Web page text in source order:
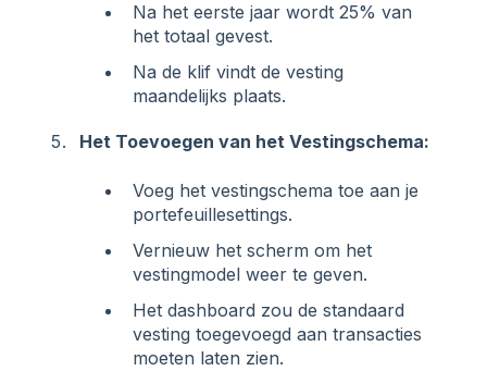
Na het eerste jaar wordt 25% van
het totaal gevest.
Na de klif vindt de vesting
maandelijks plaats.
Het Toevoegen van het Vestingschema:
Voeg het vestingschema toe aan je
portefeuillesettings.
Vernieuw het scherm om het
vestingmodel weer te geven.
Het dashboard zou de standaard
vesting toegevoegd aan transacties
moeten laten zien.